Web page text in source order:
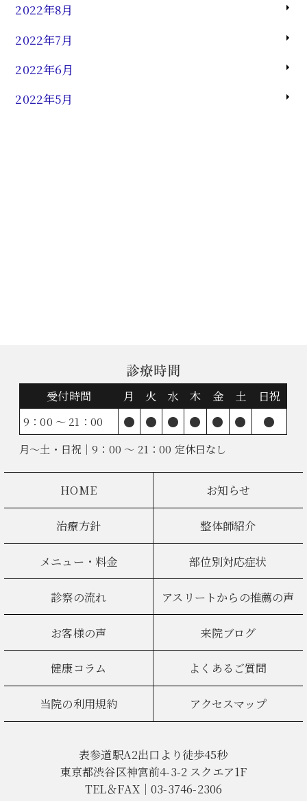
2022年8月
2022年7月
2022年6月
2022年5月
診療時間
受付時間 月 火 水 木 金 土 日祝
9：00 ～ 21：00 ● ● ● ● ● ● ●
月～土・日祝｜9：00 ～ 21：00 定休日なし
HOME お知らせ
治療方針 整体師紹介
メニュー・料金 部位別対応症状
診察の流れ アスリートからの推薦の声
お客様の声 来院ブログ
健康コラム よくあるご質問
当院の利用規約 アクセスマップ
表参道駅A2出口より徒歩45秒
東京都渋谷区神宮前4-3-2 スクエア1F
TEL＆FAX｜03-3746-2306